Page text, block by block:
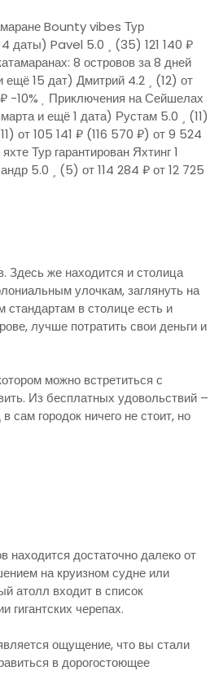
Bounty vibes Тур
даты) Pavel 5.0 (35) 121 140 ₽
8 островов за 8 дней
ещё 15 дат) Дмитрий 4.2 (12) от
-10%
Приключения на Сейшелах
и ещё 1 дата) Рустам 5.0
(11)
от 105 141 ₽ (116 570 ₽) от 9 524
Тур гарантирован Яхтинг 1
5.0 (5) от 114 284 ₽от 12 725
Здесь же находится и столица
улочкам, заглянуть на
в столице есть и
лучше потратить свои деньги и
можно встретиться с
Из бесплатных удовольствий –
городок ничего не стоит, но
достаточно далеко от
на круизном судне или
атолл входит в список
черепах.
ощущение, что вы стали
в дорогостоющее